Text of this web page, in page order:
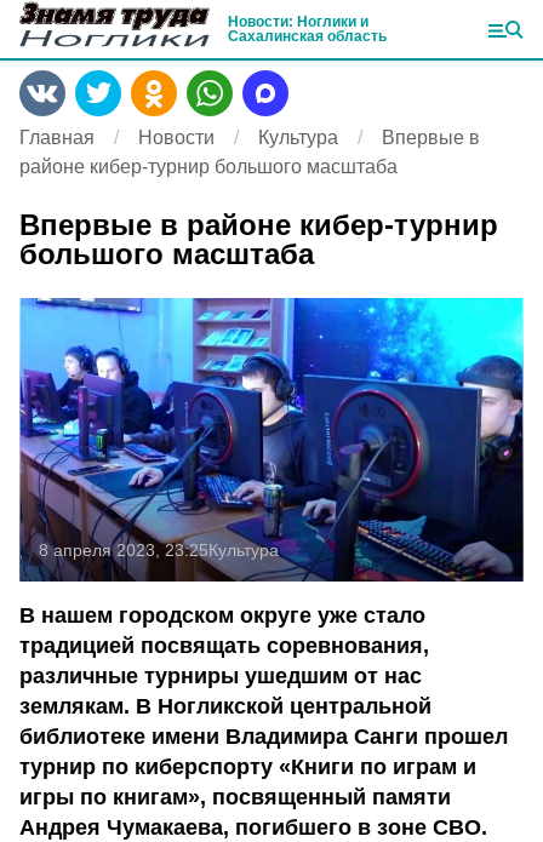
Новости: Ноглики и
Сахалинская область
Главная Новости Культура
Впервые в
районе кибер-турнир большого масштаба
Впервые в районе кибер-турнир
большого масштаба
8 апреля 2023, 23:25Культура
В нашем городском округе уже стало
традицией посвящать соревнования,
различные турниры ушедшим от нас
землякам. В Ногликской центральной
библиотеке имени Владимира Санги прошел
турнир по киберспорту «Книги по играм и
игры по книгам», посвященный памяти
Андрея Чумакаева, погибшего в зоне СВО.